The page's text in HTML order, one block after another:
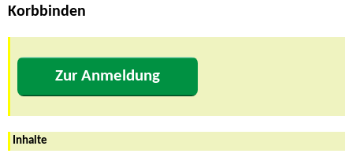
Korbbinden
Zur Anmeldung
Inhalte